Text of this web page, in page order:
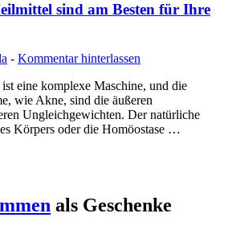
sind am Besten für Ihre
- Kommentar hinterlassen
eine komplexe Maschine, und die
wie Akne, sind die äußeren
Ungleichgewichten. Der natürliche
Körpers oder die Homöostase …
als Geschenke